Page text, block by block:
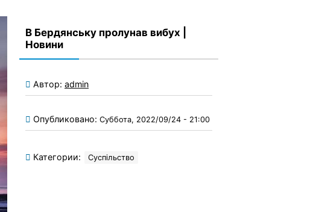
В Бердянську пролунав вибух |
Новини
Автор: admin
Опубликовано: Суббота, 2022/09/24 - 21:00
Категории: Суспільство